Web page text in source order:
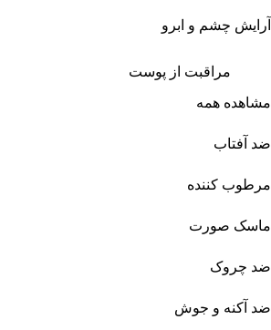
آرایش چشم و ابرو
مراقبت از پوست
مشاهده همه
ضد آفتاب
مرطوب کننده
ماسک صورت
ضد چروک
ضد آکنه و جوش